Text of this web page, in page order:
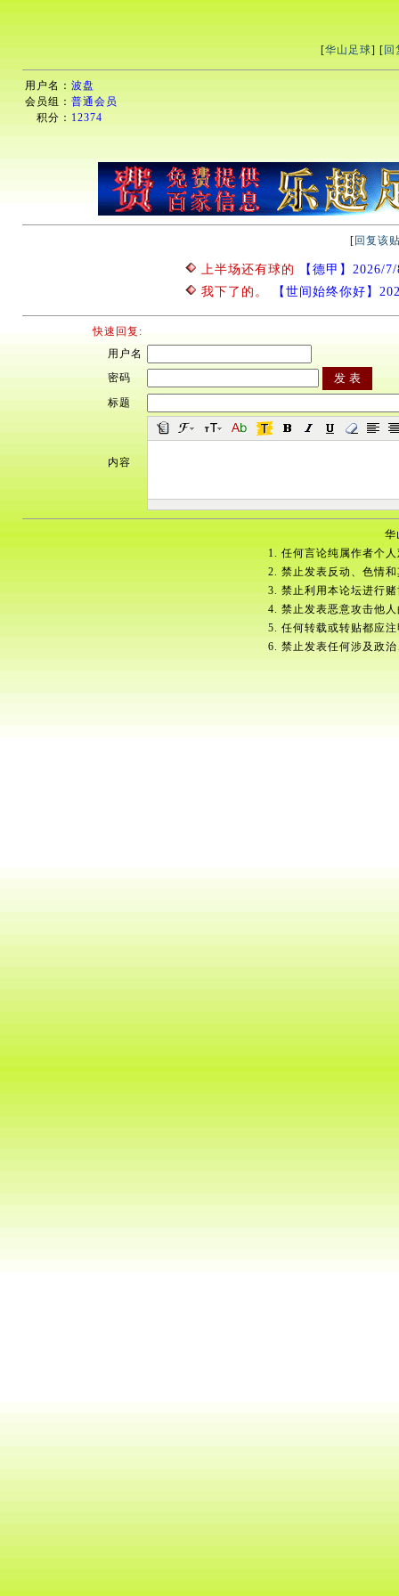
[华山足球] [ 回
用户名： 波盘
会员组： 普通会员
积分： 12374
[ 回复该
上半场还有球的
【德甲】2026/
我下了的。
【世间始终你好】
快速回复:
用户名
密码
标题
内容
华
1. 任何言论纯属作者个
2. 禁止发表反动、色情
3. 禁止利用本论坛进行
4. 禁止发表恶意攻击他
5. 任何转载或转贴都应
6. 禁止发表任何涉及政